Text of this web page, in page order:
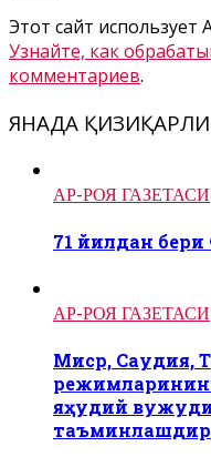
Этот сайт использует
Узнайте, как
комментариев.
ЯНАДА
АР-РОЯ ГАЗЕТАСИ
71 йилдан
АР-РОЯ ГАЗЕТАСИ
Миср, Саудия,
яҳудий
таъминлашдир